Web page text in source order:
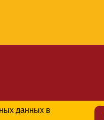
данных в